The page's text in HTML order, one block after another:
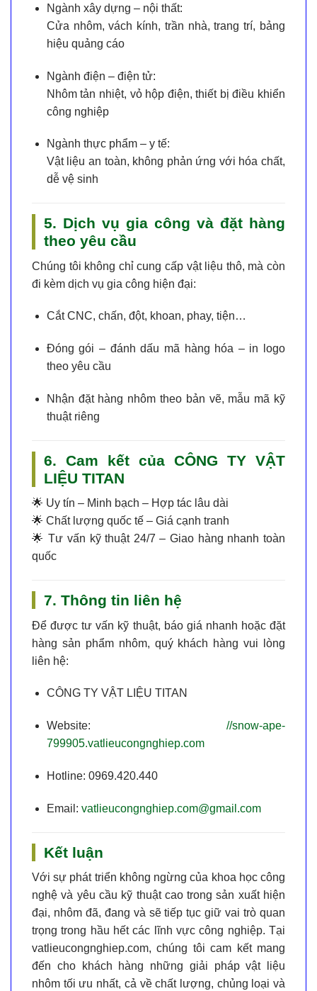
Ngành xây dựng – nội thất:
Cửa nhôm, vách kính, trần nhà, trang trí, bảng
hiệu quảng cáo
Ngành điện – điện tử:
Nhôm tản nhiệt, vỏ hộp điện, thiết bị điều khiển
công nghiệp
Ngành thực phẩm – y tế:
Vật liệu an toàn, không phản ứng với hóa chất,
dễ vệ sinh
5. Dịch vụ gia công và đặt hàng
theo yêu cầu
Chúng tôi không chỉ cung cấp vật liệu thô, mà còn
đi kèm dịch vụ gia công hiện đại:
Cắt CNC, chấn, đột, khoan, phay, tiện…
Đóng gói – đánh dấu mã hàng hóa – in logo
theo yêu cầu
Nhận đặt hàng nhôm theo bản vẽ, mẫu mã kỹ
thuật riêng
6. Cam kết của CÔNG TY VẬT
LIỆU TITAN
🌟 Uy tín – Minh bạch – Hợp tác lâu dài
🌟 Chất lượng quốc tế – Giá cạnh tranh
🌟Tư vấn kỹ thuật 24/7 – Giao hàng nhanh toàn
quốc
7. Thông tin liên hệ
Để được tư vấn kỹ thuật, báo giá nhanh hoặc đặt
hàng sản phẩm nhôm, quý khách hàng vui lòng
liên hệ:
CÔNG TY VẬT LIỆU TITAN
Website:
//snow-ape-
799905.vatlieucongnghiep.com
Hotline: 0969.420.440
Email: vatlieucongnghiep.com@gmail.com
Kết luận
Với sự phát triển không ngừng của khoa học công
nghệ và yêu cầu kỹ thuật cao trong sản xuất hiện
đại, nhômđã, đang và sẽ tiếp tục giữ vai trò quan
trọng trong hầu hết các lĩnh vực công nghiệp. Tại
vatlieucongnghiep.com, chúng tôi cam kết mang
đến cho khách hàng những giải pháp vật liệu
nhôm tối ưu nhất, cả về chất lượng, chủng loại và